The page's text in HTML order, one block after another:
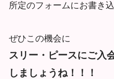
所定のフォームにお書き
ぜひこの機会に
スリー・ピースにご入
しましょうね！！！